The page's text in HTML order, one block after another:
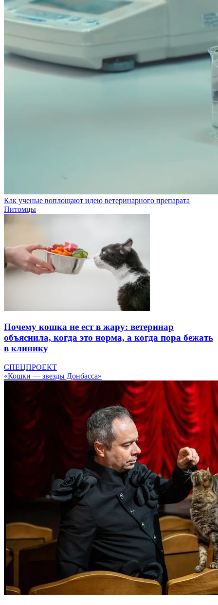
Как ученые воплощают идею ветеринарного препарата
Питомцы
Почему кошка не ест в жару: ветеринар
объяснила, когда это норма, а когда пора бежать
в клинику
СПЕЦПРОЕКТ
«Кошки — звезды Донбасса»